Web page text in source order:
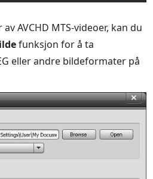
AVCHD MTS-videoer, kan du
funksjon for å ta
eller andre bildeformater på